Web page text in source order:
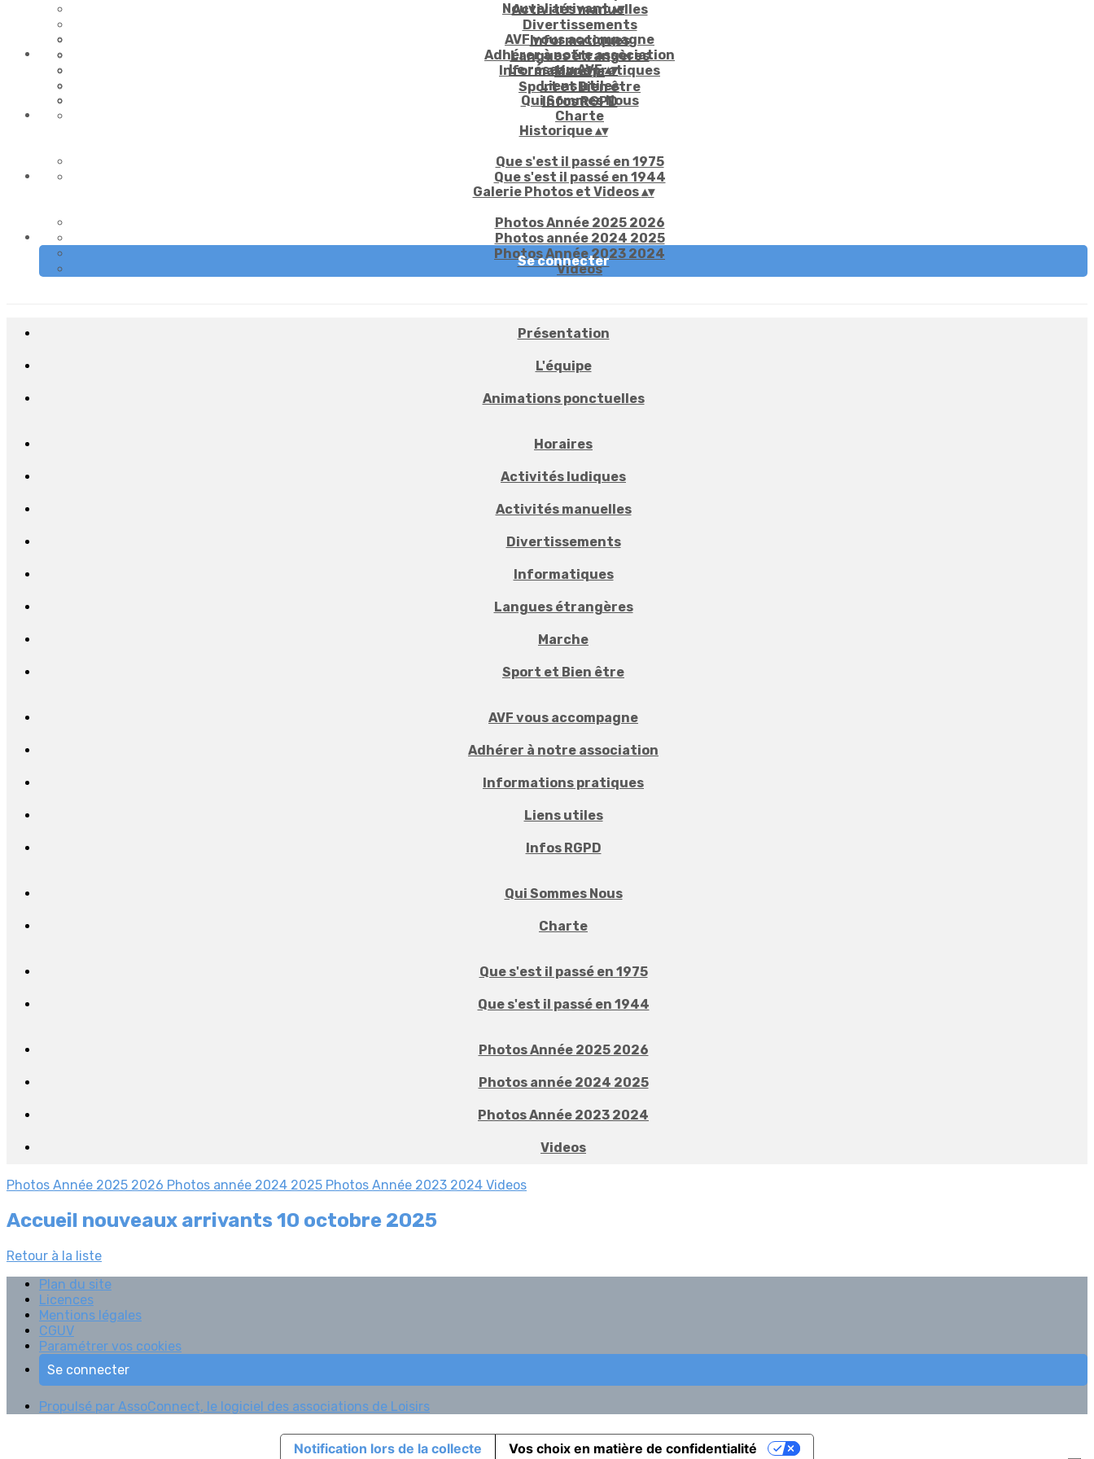
Activités manuelles
Divertissements
Informatiques
Langues étrangères
Marche
Sport et Bien être
Nouvel arrivant▴▾
AVF vous accompagne
Adhérer à notre association
Informations pratiques
Liens utiles
Infos RGPD
Le réseau AVF▴▾
Qui Sommes Nous
Charte
Historique▴▾
Que s'est il passé en 1975
Que s'est il passé en 1944
Galerie Photos et Videos▴▾
Photos Année 2025 2026
Photos année 2024 2025
Photos Année 2023 2024
Videos
Se connecter
Présentation
L'équipe
Animations ponctuelles
Horaires
Activités ludiques
Activités manuelles
Divertissements
Informatiques
Langues étrangères
Marche
Sport et Bien être
AVF vous accompagne
Adhérer à notre association
Informations pratiques
Liens utiles
Infos RGPD
Qui Sommes Nous
Charte
Que s'est il passé en 1975
Que s'est il passé en 1944
Photos Année 2025 2026
Photos année 2024 2025
Photos Année 2023 2024
Videos
Photos Année 2025 2026 Photos année 2024 2025 Photos Année 2023 2024 Videos
Accueil nouveaux arrivants 10 octobre 2025
Retour à la liste
Plan du site
Licences
Mentions légales
CGUV
Paramétrer vos cookies
Se connecter
Propulsé par AssoConnect, le logiciel des associations de Loisirs
Notification lors de la collecte Vos choix en matière de confidentialité